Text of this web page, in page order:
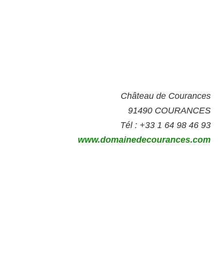
Château de Courances
91490 COURANCES
Tél : +33 1 64 98 46 93
www.domainedecourances.com